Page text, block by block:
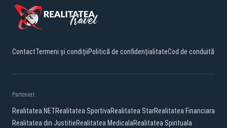
ContactTermeni și condițiiPolitică de confidențialitateCod de conduită
Parteneri:
Realitatea.NETRealitatea SportivaRealitatea StarRealitatea Financiara
Realitatea din JustitieRealitatea MedicalaRealitatea Spirituala